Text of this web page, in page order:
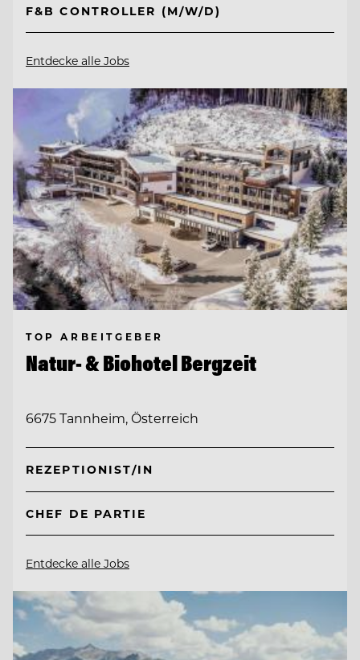
F&B CONTROLLER (M/W/D)
Entdecke alle Jobs
TOP ARBEITGEBER
Natur- & Biohotel Bergzeit
6675 Tannheim, Österreich
REZEPTIONIST/IN
CHEF DE PARTIE
Entdecke alle Jobs